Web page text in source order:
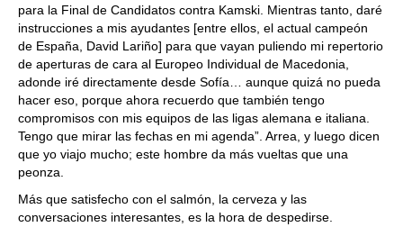
para la Final de Candidatos contra Kamski. Mientras tanto, daré
instrucciones a mis ayudantes [entre ellos, el actual campeón
de España, David Lariño] para que vayan puliendo mi repertorio
de aperturas de cara al Europeo Individual de Macedonia,
adonde iré directamente desde Sofía… aunque quizá no pueda
hacer eso, porque ahora recuerdo que también tengo
compromisos con mis equipos de las ligas alemana e italiana.
Tengo que mirar las fechas en mi agenda”. Arrea, y luego dicen
que yo viajo mucho; este hombre da más vueltas que una
peonza.
Más que satisfecho con el salmón, la cerveza y las
conversaciones interesantes, es la hora de despedirse.